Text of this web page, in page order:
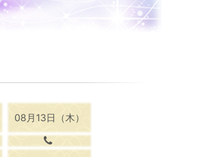
08月13日（木）